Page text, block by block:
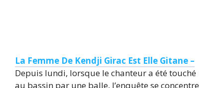
La Femme De Kendji Girac Est Elle Gitane –
Depuis lundi, lorsque le chanteur a été touché
au bassin par une balle, l’enquête se concentre